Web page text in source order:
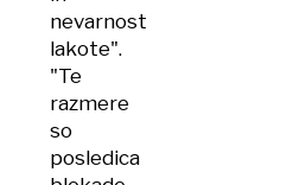
nevarnost
lakote".
"Te
razmere
so
posledica